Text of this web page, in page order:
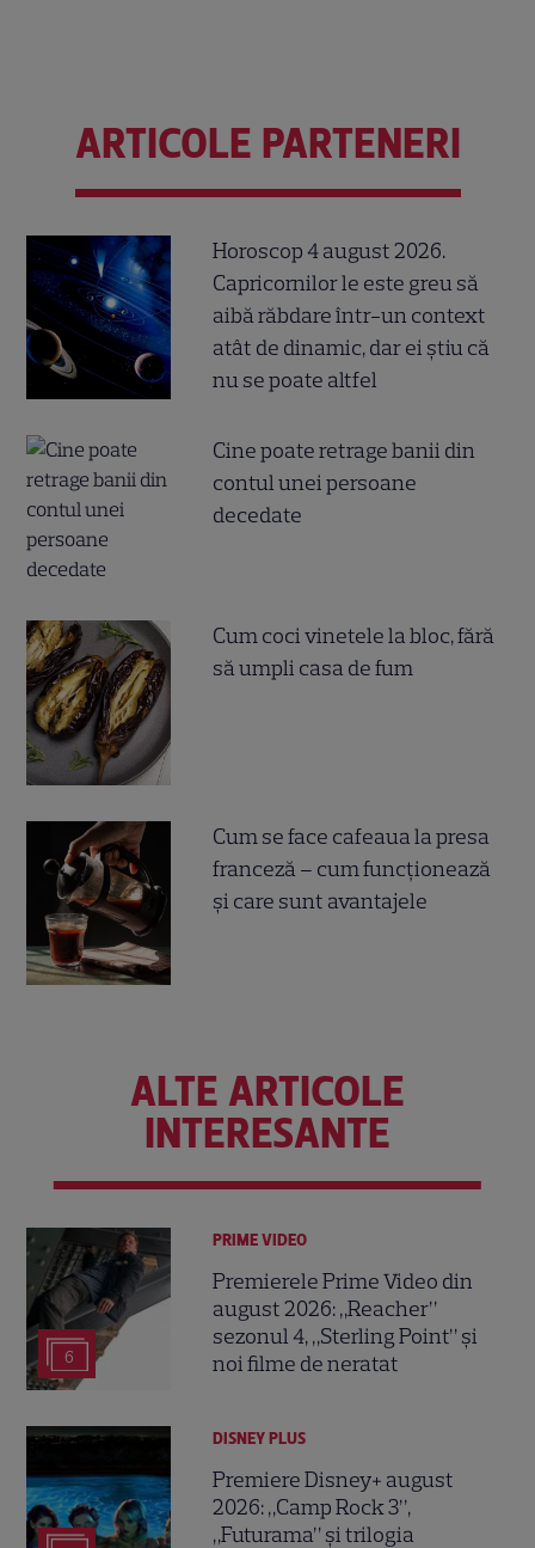
ARTICOLE PARTENERI
Horoscop 4 august 2026.
Capricornilor le este greu să
aibă răbdare într-un context
atât de dinamic, dar ei știu că
nu se poate altfel
Cine poate retrage banii din
contul unei persoane
decedate
Cum coci vinetele la bloc, fără
să umpli casa de fum
Cum se face cafeaua la presa
franceză – cum funcționează
și care sunt avantajele
ALTE ARTICOLE
INTERESANTE
6
PRIME VIDEO
Premierele Prime Video din
august 2026: „Reacher”
sezonul 4, „Sterling Point” și
noi filme de neratat
DISNEY PLUS
Premiere Disney+ august
2026: „Camp Rock 3”,
„Futurama” și trilogia